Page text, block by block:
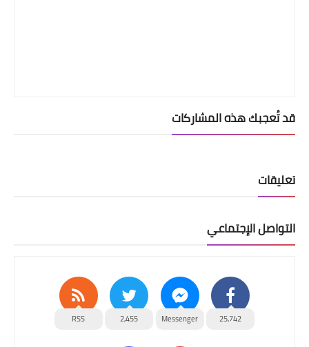
قد تُعجبك هذه المشاركات
تعليقات
التواصل الإجتماعي
25,742
Messenger
2,455
RSS